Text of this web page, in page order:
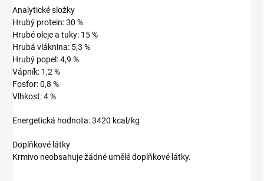
Analytické složky
Hrubý protein: 30 %
Hrubé oleje a tuky: 15 %
Hrubá vláknina: 5,3 %
Hrubý popel: 4,9 %
Vápník: 1,2 %
Fosfor: 0,8 %
Vlhkost: 4 %
Energetická hodnota: 3420 kcal/kg
Doplňkové látky
Krmivo neobsahuje žádné umělé doplňkové látky.